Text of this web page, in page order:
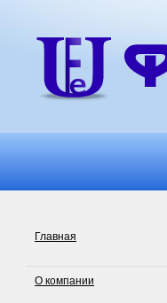
Главная
О компании